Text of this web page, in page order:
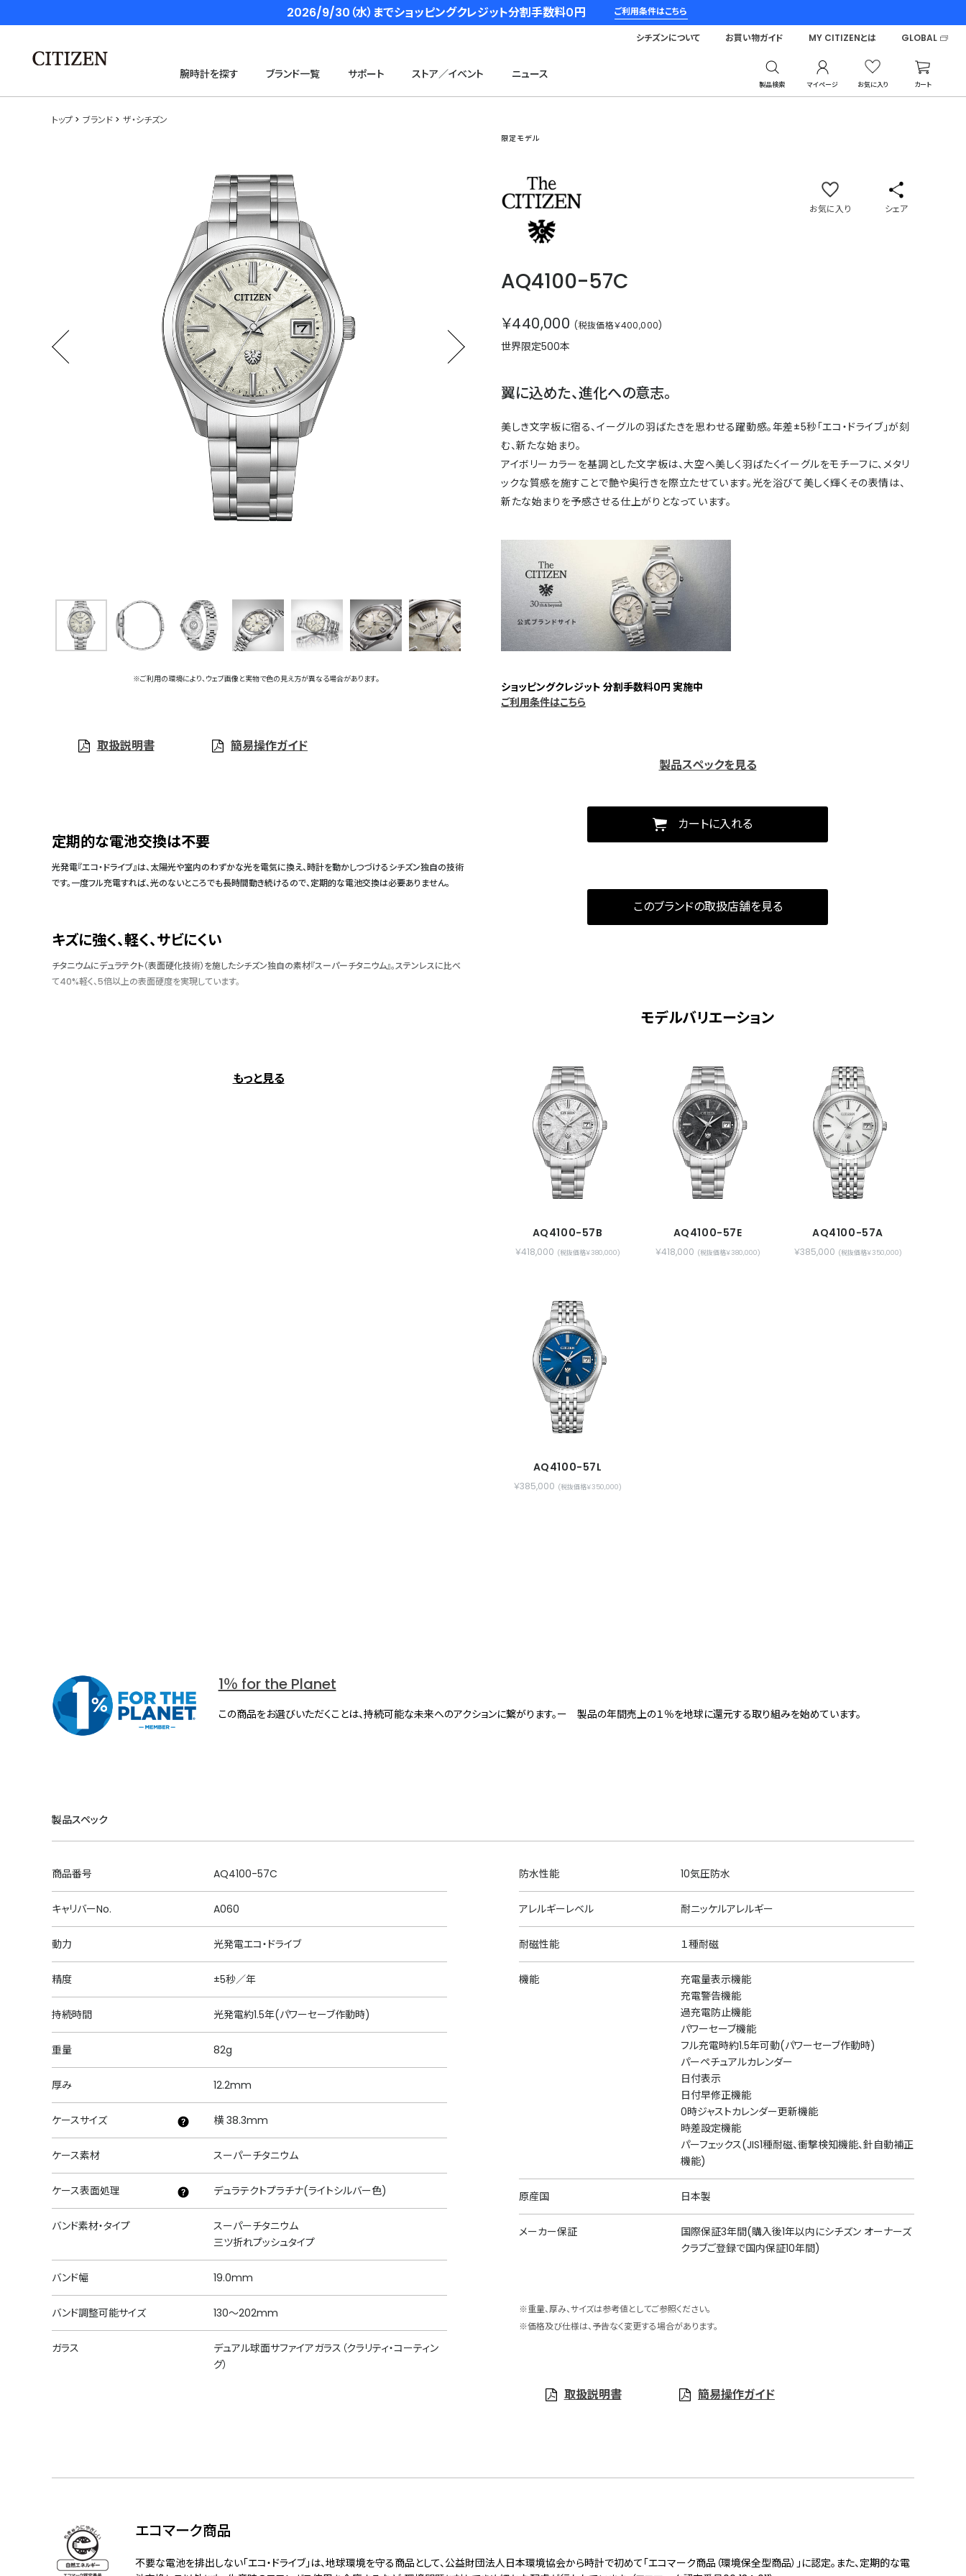
2026/9/30（水）までショッピングクレジット分割手数料０円 ご利用条件はこちら
腕時計を探す ブランド一覧 サポート ストア／イベント ニュース
製品検索 マイページ お気に入り カート
シチズンについて お買い物ガイド MY CITIZENとは GLOBAL
トップ ブランド ザ・シチズン
※ご利用の環境により、ウェブ画像と実物で色の見え方が異なる場合があります。
取扱説明書 簡易操作ガイド
定期的な電池交換は不要
光発電『エコ・ドライブ』は、太陽光や室内のわずかな光を電気に換え、時計を動かしつづけるシチズン独自の技術
です。一度フル充電すれば、光のないところでも長時間動き続けるので、定期的な電池交換は必要ありません。
キズに強く、軽く、サビにくい
チタニウムにデュラテクト（表面硬化技術）を施したシチズン独自の素材『スーパーチタニウム』。ステンレスに比べ
て40%軽く、5倍以上の表面硬度を実現しています。
ィング』。公園やビーチなど陽の当たる場所でも、まるでガラスが存在していないかのように、時刻をはっきりと読み
もっと見る
限定モデル
お気に入り シェア
AQ4100-57C
￥440,000 (税抜価格￥400,000)
世界限定500本
翼に込めた、進化への意志。
美しき文字板に宿る、イーグルの羽ばたきを思わせる躍動感。年差±5秒「エコ・ドライブ」が刻
む、新たな始まり。
アイボリーカラーを基調とした文字板は、大空へ美しく羽ばたくイーグルをモチーフに、メタリ
ックな質感を施すことで艶や奥行きを際立たせています。光を浴びて美しく輝くその表情は、
新たな始まりを予感させる仕上がりとなっています。
ショッピングクレジット 分割手数料0円 実施中
ご利用条件はこちら
製品スペックを見る
カートに入れる
このブランドの取扱店舗を見る
モデルバリエーション
AQ4100-57B
￥418,000 (税抜価格￥380,000)
AQ4100-57E
￥418,000 (税抜価格￥380,000)
AQ4100-57A
￥385,000 (税抜価格￥350,000)
AQ4100-57L
￥385,000 (税抜価格￥350,000)
1％ for the Planet
この商品をお選びいただくことは、持続可能な未来へのアクションに繋がります。ー 製品の年間売上の１％を地球に還元する取り組みを始めています。
製品スペック
商品番号 AQ4100-57C
キャリバーNo. A060
動力 光発電エコ・ドライブ
精度 ±5秒／年
持続時間 光発電約1.5年(パワーセーブ作動時)
重量 82g
厚み 12.2mm
ケースサイズ 横 38.3mm
ケース素材 スーパーチタニウム
ケース表面処理 デュラテクトプラチナ(ライトシルバー色)
バンド素材・タイプ
スーパーチタニウム
三ツ折れプッシュタイプ
バンド幅 19.0mm
バンド調整可能サイズ 130～202mm
ガラス
デュアル球面サファイアガラス（クラリティ・コーティン
グ）
防水性能 10気圧防水
アレルギーレベル 耐ニッケルアレルギー
耐磁性能 １種耐磁
機能
充電量表示機能
充電警告機能
過充電防止機能
パワーセーブ機能
フル充電時約1.5年可動(パワーセーブ作動時)
パーペチュアルカレンダー
日付表示
日付早修正機能
0時ジャストカレンダー更新機能
時差設定機能
パーフェックス(JIS1種耐磁、衝撃検知機能、針自動補正
機能)
原産国 日本製
メーカー保証
国際保証3年間(購入後1年以内にシチズン オーナーズ
クラブご登録で国内保証10年間)
※重量、厚み、サイズは参考値としてご参照ください。
※価格及び仕様は、予告なく変更する場合があります。
取扱説明書 簡易操作ガイド
エコマーク商品
不要な電池を排出しない「エコ・ドライブ」は、地球環境を守る商品として、公益財団法人日本環境協会から時計で初めて「エコマーク商品（環境保全型商品）」に認定。また、定期的な電